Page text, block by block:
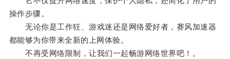
操作步骤。
无论你是工作狂、游戏迷还是网络爱好者，赛风加速器
都能够为你带来全新的上网体验。
不再受网络限制，让我们一起畅游网络世界吧！。